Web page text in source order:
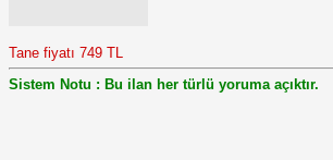
Tane fiyatı 749 TL
Sistem Notu : Bu ilan her türlü yoruma açıktır.